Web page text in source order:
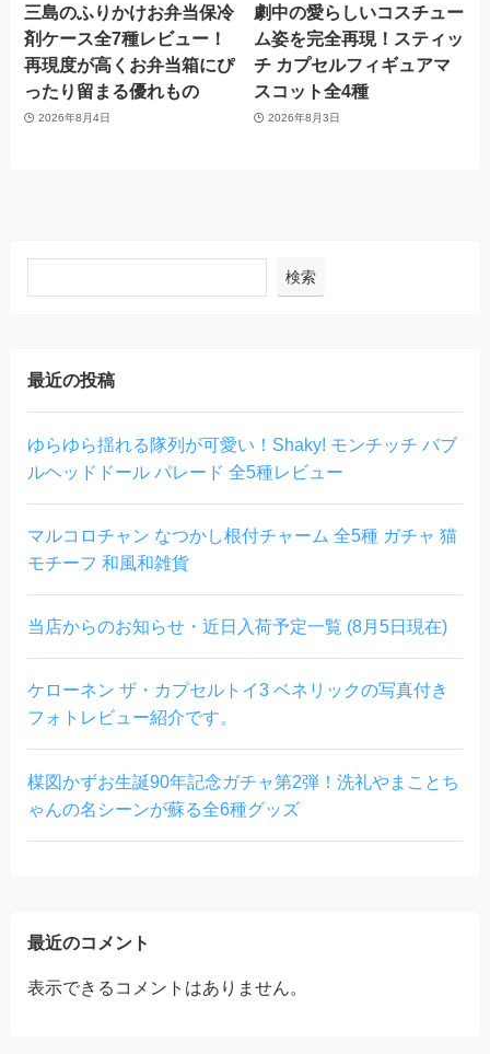
三島のふりかけお弁当保冷
剤ケース全7種レビュー！
再現度が高くお弁当箱にぴ
ったり留まる優れもの
2026年8月4日
劇中の愛らしいコスチュー
ム姿を完全再現！スティッ
チ カプセルフィギュアマ
スコット全4種
2026年8月3日
検索
最近の投稿
ゆらゆら揺れる隊列が可愛い！Shaky! モンチッチ バブ
ルヘッドドール パレード 全5種レビュー
マルコロチャン なつかし根付チャーム 全5種 ガチャ 猫
モチーフ 和風和雑貨
当店からのお知らせ・近日入荷予定一覧 (8月5日現在)
ケローネン ザ・カプセルトイ3 ベネリックの写真付き
フォトレビュー紹介です。
楳図かずお生誕90年記念ガチャ第2弾！洗礼やまことち
ゃんの名シーンが蘇る全6種グッズ
最近のコメント
表示できるコメントはありません。